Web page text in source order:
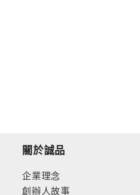
關於誠品
企業理念
創辦人故事